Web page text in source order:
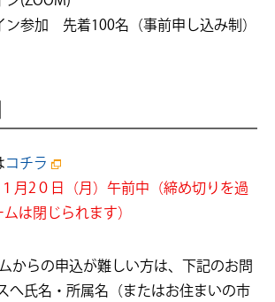
ン参加 先着100名（事前申し込み制）
コチラ
月2０日（月）午前中（締め切りを過
は閉じられます）
からの申込が難しい方は、下記のお問
へ氏名・所属名（またはお住まいの市